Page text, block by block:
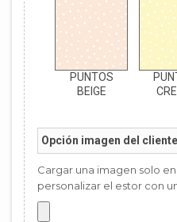
PUNTOS
BEIGE
Opción imagen del cliente
Cargar una imagen solo
personalizar el estor con